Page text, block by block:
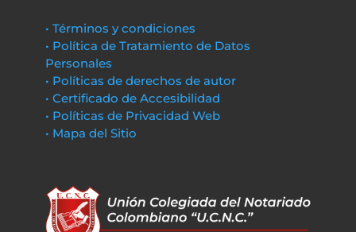
• Términos y condiciones
• Política de Tratamiento de Datos
Personales
• Políticas de derechos de autor
• Certificado de Accesibilidad
• Políticas de Privacidad Web
• Mapa del Sitio